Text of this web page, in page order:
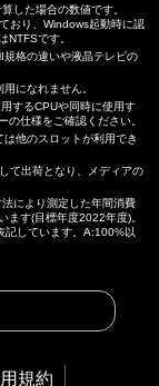
した場合の数値です。
おり、Windows起動時に認
NTFSです。
格の違いや液晶テレビの
になれません。
するCPUや同時に使用す
の仕様をご確認ください。
他のスロットが利用でき
て出荷となり、メディアの
により測定した年間消費
ます(目標年度2022年度)。
記しています。A:100%以
規約